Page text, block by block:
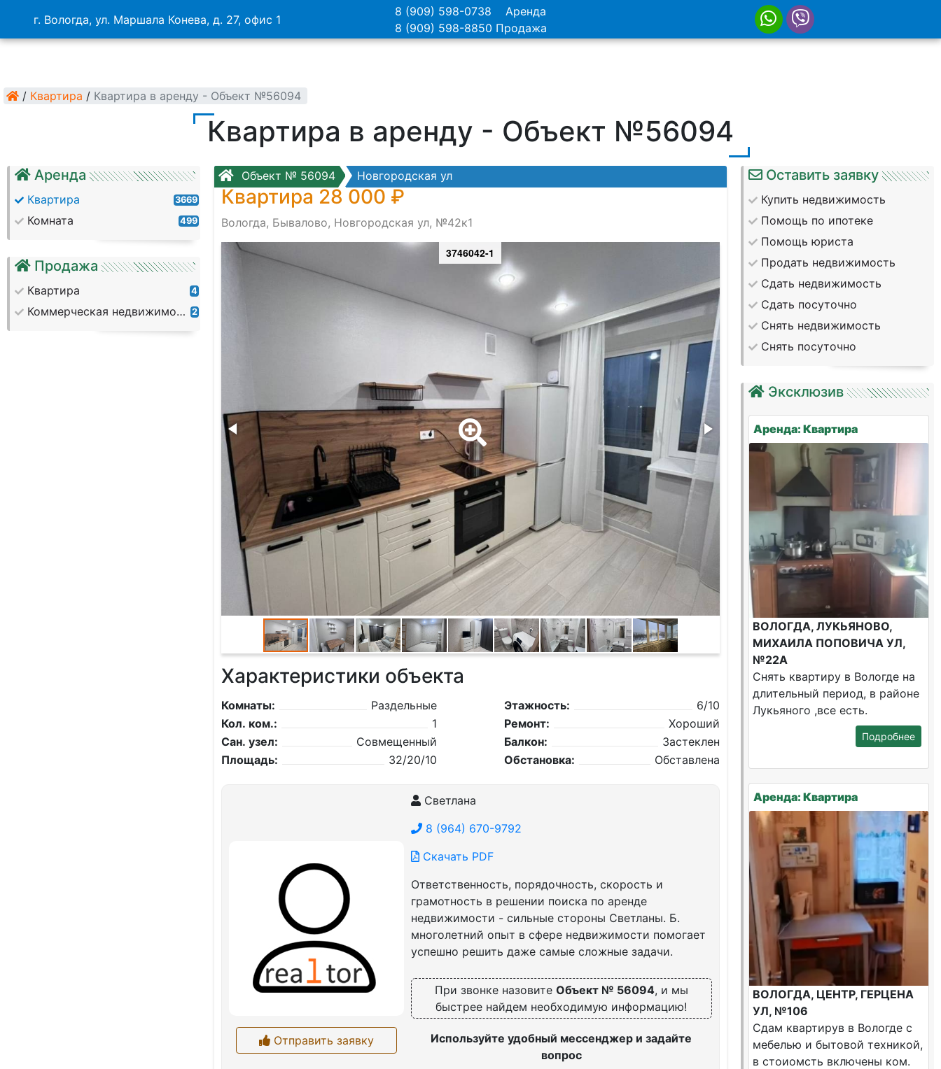
г. Вологда, ул. Маршала Конева, д. 27, офис 1
8 (909) 598-0738 Аренда
8 (909) 598-8850 Продажа
/ Квартира / Квартира в аренду - Объект №56094
Квартира в аренду - Объект №56094
Аренда
Квартира 3669
Комната 499
Продажа
Квартира 4
Коммерческая недвижимость 2
Объект № 56094 Новгородская ул
Квартира 28 000 ₽
Вологда, Бывалово, Новгородская ул, №42к1
3746042-1
Характеристики объекта
Комнаты:
Раздельные
Кол. ком.:
1
Сан. узел:
Совмещенный
Площадь:
32/20/10
Этажность:
6/10
Ремонт:
Хороший
Балкон:
Застеклен
Обстановка:
Обставлена
Отправить заявку
Светлана
8 (964) 670-9792
Скачать PDF
Ответственность, порядочность, скорость и
грамотность в решении поиска по аренде
недвижимости - сильные стороны Светланы. Б.
многолетний опыт в сфере недвижимости помогает
успешно решить даже самые сложные задачи.
При звонке назовите Объект № 56094, и мы
быстрее найдем необходимую информацию!
Используйте удобный мессенджер и задайте
вопрос
Оставить заявку
Купить недвижимость
Помощь по ипотеке
Помощь юриста
Продать недвижимость
Сдать недвижимость
Сдать посуточно
Снять недвижимость
Снять посуточно
Эксклюзив
Аренда: Квартира
ВОЛОГДА, ЛУКЬЯНОВО,
МИХАИЛА ПОПОВИЧА УЛ,
№22А
Снять квартиру в Вологде на
длительный период, в районе
Лукьяного ,все есть.
Подробнее
Аренда: Квартира
ВОЛОГДА, ЦЕНТР, ГЕРЦЕНА
УЛ, №106
Сдам квартирув в Вологде с
мебелью и бытовой техникой,
в стоиомсть включены ком.